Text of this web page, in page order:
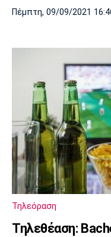
Πέμπτη, 09/09/2021
Τηλεόραση
Τηλεθέαση: